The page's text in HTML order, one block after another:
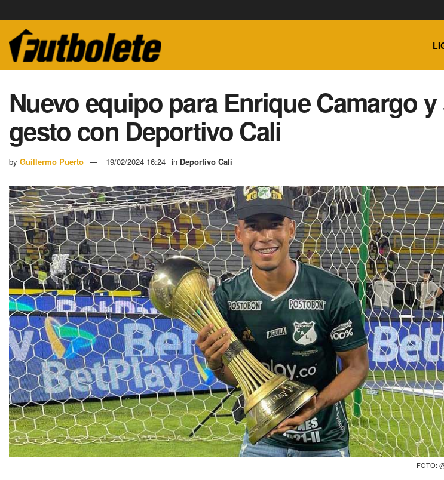
Nuevo equipo para Enrique Camargo y
gesto con Deportivo Cali
by Guillermo Puerto 19/02/2024 16:24 in Deportivo Cali
FOTO: